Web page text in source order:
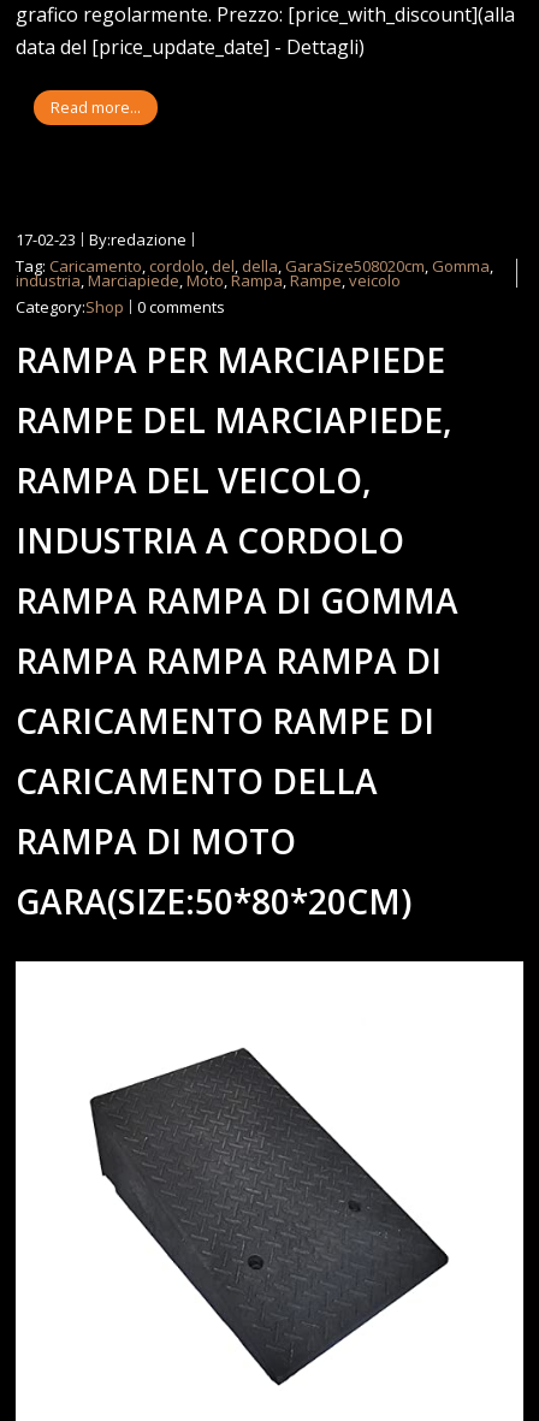
grafico regolarmente. Prezzo: [price_with_discount](alla
data del [price_update_date] - Dettagli)
Read more...
17-02-23
By:redazione
Tag: Caricamento, cordolo, del, della, GaraSize508020cm, Gomma,
industria,Marciapiede,Moto,Rampa,Rampe,veicolo
Category:Shop 0 comments
RAMPA PER MARCIAPIEDE
RAMPE DEL MARCIAPIEDE,
RAMPA DEL VEICOLO,
INDUSTRIA A CORDOLO
RAMPA RAMPA DI GOMMA
RAMPA RAMPA RAMPA DI
CARICAMENTO RAMPE DI
CARICAMENTO DELLA
RAMPA DI MOTO
GARA(SIZE:50*80*20CM)